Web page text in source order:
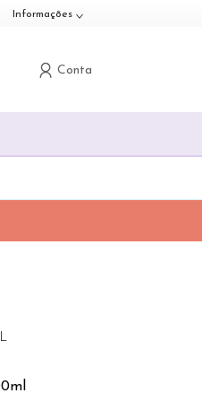
Informações
Conta